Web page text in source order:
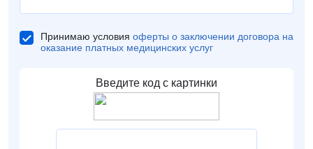
Принимаю условия оферты о заключении договора на
оказание платных медицинских услуг